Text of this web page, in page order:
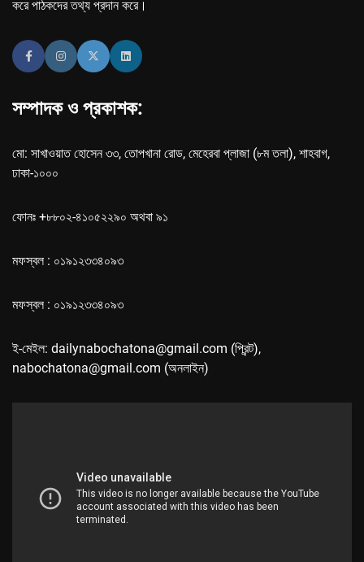
করে পাঠকদের তথ্য প্রদান করে।
সম্পাদক ও প্রকাশক:
মো: সাখাওয়াত হোসেন ৩৩, তোপখানা রোড, মেহেরবা প্লাজা (৮ম তলা), শাহবাগ,
ঢাকা-১০০০
ফোনঃ +৮৮০২-৪১০৫২২৯০ অথবা ৯১
মফস্বল : ০১৯১২৩৩৪০৯৩
মফস্বল : ০১৯১২৩৩৪০৯৩
ই-মেইল: dailynabochatona@gmail.com (প্রিন্ট),
nabochatona@gmail.com (অনলাইন)